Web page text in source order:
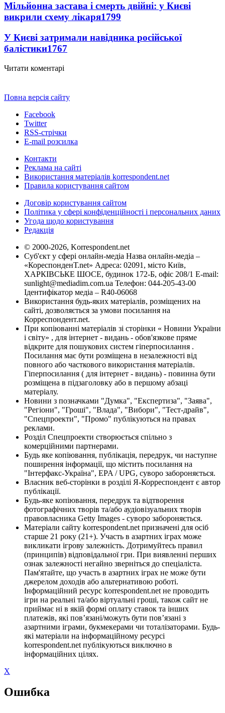
Мільйонна застава і смерть двійні: у Києві
викрили схему лікаря1799
У Києві затримали навідника російської
балістики1767
Читати коментарі
Повна версія сайту
Facebook
Twitter
RSS-стрічки
E-mail розсилка
Контакти
Реклама на сайті
Використання матеріалів korrespondent.net
Правила користування сайтом
Договір користування сайтом
Політика у сфері конфіденційності і персональних даних
Угода щодо користування
Редакція
© 2000-2026, Korrespondent.net
Суб'єкт у сфері онлайн-медіа Назва онлайн-медіа –
«КореспонденТ.net» Адреса: 02091, місто Київ,
ХАРКІВСЬКЕ ШОСЕ, будинок 172-Б, офіс 208/1 E-mail:
sunlight@mediadim.com.ua Телефон: 044-205-43-00
Ідентифікатор медіа – R40-06068
Використання будь-яких матеріалів, розміщених на
сайті, дозволяється за умови посилання на
Корреспондент.net.
При копіюванні матеріалів зі сторінки « Новини України
і світу» , для інтернет - видань - обов'язкове пряме
відкрите для пошукових систем гіперпосилання .
Посилання має бути розміщена в незалежності від
повного або часткового використання матеріалів.
Гіперпосилання ( для інтернет - видань) - повинна бути
розміщена в підзаголовку або в першому абзаці
матеріалу.
Новини з позначками "Думка", "Експертиза", "Заява",
"Регіони", "Гроші", "Влада", "Вибори", "Тест-драйв",
"Спецпроекти", "Промо" публікуються на правах
реклами.
Розділ Спецпроекти створюється спільно з
комерційними партнерами.
Будь яке копіювання, публікація, передрук, чи наступне
поширення інформації, що містить посилання на
"Інтерфакс-Україна", EPA / UPG, суворо забороняється.
Власник веб-сторінки в розділі Я-Корреспондент є автор
публікації.
Будь-яке копіювання, передрук та відтворення
фотографічних творів та/або аудіовізуальних творів
правовласника Getty Images - суворо забороняється.
Матеріали сайту korrespondent.net призначені для осіб
старше 21 року (21+). Участь в азартних іграх може
викликати ігрову залежність. Дотримуйтесь правил
(принципів) відповідальної гри. При виявленні перших
ознак залежності негайно зверніться до спеціаліста.
Пам'ятайте, що участь в азартних іграх не може бути
джерелом доходів або альтернативою роботі.
Інформаційний ресурс korrespondent.net не проводить
ігри на реальні та/або віртуальні гроші, також сайт не
приймає ні в якій формі оплату ставок та інших
платежів, які пов’язані/можуть бути пов’язані з
азартними іграми, букмекерами чи тоталізаторами. Будь-
які матеріали на інформаційному ресурсі
korrespondent.net публікуються виключно в
інформаційних цілях.
X
Ошибка